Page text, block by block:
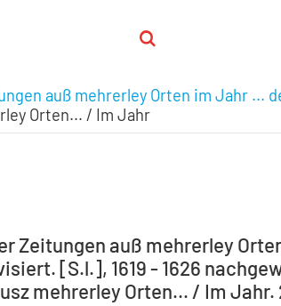
auß mehrerley Orten im Jahr ...
Orten... / Im Jahr
Zeitungen auß mehrerley
[S.l.], 1619 - 1626
mehrerley Orten... / Im Jahr.